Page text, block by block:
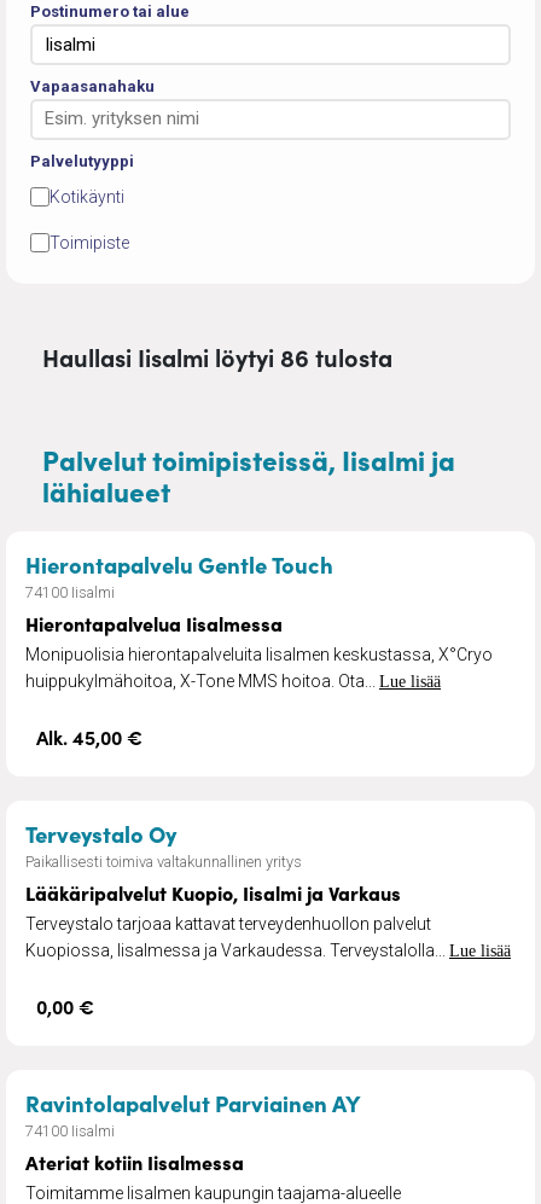
Postinumero tai alue
Vapaasanahaku
Palvelutyyppi
Kotikäynti
Toimipiste
Haullasi Iisalmi löytyi 86 tulosta
Palvelut toimipisteissä, Iisalmi ja
lähialueet
Hierontapalvelu Gentle Touch
74100 Iisalmi
Hierontapalvelua Iisalmessa
Monipuolisia hierontapalveluita Iisalmen keskustassa, X°Cryo
huippukylmähoitoa, X-Tone MMS hoitoa. Ota... Lue lisää
Alk. 45,00 €
Terveystalo Oy– Lääkäripalvelut Kuopio, Iisalmi
Paikallisesti toimiva valtakunnallinen yritys
Lääkäripalvelut Kuopio, Iisalmi ja Varkaus
Terveystalo tarjoaa kattavat terveydenhuollon palvelut
Kuopiossa, Iisalmessa ja Varkaudessa. Terveystalolla... Lue lisää
0,00 €
Ravintolapalvelut Parviainen AY– Ateriat kotiin
74100 Iisalmi
Ateriat kotiin Iisalmessa
Toimitamme Iisalmen kaupungin taajama-alueelle